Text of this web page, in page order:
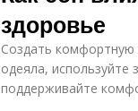
здоровье
Создать комфортную
одеяла,
поддерживайте